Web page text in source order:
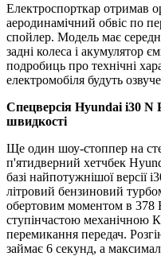
Електроспорткар отримав
аеродинамічний обвіс по
спойлер. Модель має
задні колеса і акумулятор
подробиць про технічні
електромобіля будуть
Спецверсія Hyundai i30 N
швидкості
Ще один шоу-стоппер на
п'ятидверний хетчбек
базі найпотужнішої версії
літровий бензиновий
обертовим моментом в 378
ступінчастою механічною
перемикання передач.
займає 6 секунд, а